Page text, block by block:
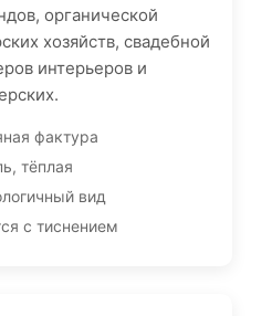
органической
хозяйств, свадебной
интерьеров и
фактура
тёплая
вид
с тиснением